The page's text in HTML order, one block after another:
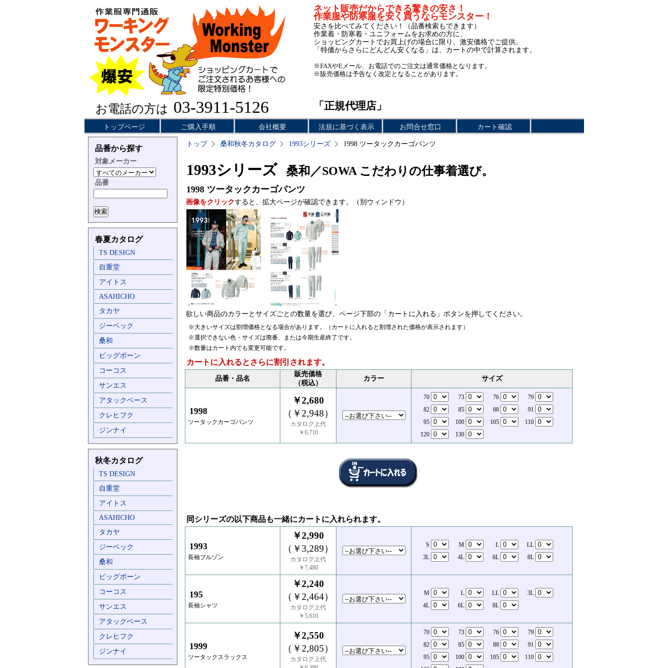
お電話の方は 03-3911-5126
ネット販売だからできる驚きの安さ！
作業服や防寒服を安く買うならモンスター！
安さを比べてみてください！（品番検索もできます）
作業着・防寒着・ユニフォームをお求めの方に、
ショッピングカートでお買上げの場合に限り、激安価格でご提供。
「特価からさらにどんどん安くなる」は、カートの中で計算されます。
※FAXやEメール、お電話でのご注文は通常価格となります。
※販売価格は予告なく改定となることがあります。
「正規代理店」
トップページ ご購入手順 会社概要 法規に基づく表示 お問合せ窓口 カート確認
品番から探す
対象メーカー
品番
春夏カタログ
TS DESIGN
自重堂
アイトス
ASAHICHO
タカヤ
ジーベック
桑和
ビッグボーン
コーコス
サンエス
アタックベース
クレヒフク
ジンナイ
秋冬カタログ
TS DESIGN
自重堂
アイトス
ASAHICHO
タカヤ
ジーベック
桑和
ビッグボーン
コーコス
サンエス
アタックベース
クレヒフク
ジンナイ
トップ 桑和秋冬カタログ 1993シリーズ 1998 ツータックカーゴパンツ
1993シリーズ 桑和／SOWA こだわりの仕事着選び。
1998 ツータックカーゴパンツ
画像をクリックすると、拡大ページが確認できます。（別ウィンドウ）
欲しい商品のカラーとサイズごとの数量を選び、ページ下部の「カートに入れる」ボタンを押してください。
※大きいサイズは割増価格となる場合があります。（カートに入れると割増された価格が表示されます）
※選択できない色・サイズは廃番、または今期生産終了です。
※数量はカート内でも変更可能です。
カートに入れるとさらに割引されます。
品番・品名
販売価格
（税込）
カラー サイズ
1998
ツータックカーゴパンツ
￥2,680
（￥2,948）
カタログ上代
￥6,710
70 73 76
79
82
85 88
91
95
100 105
110
120
130
同シリーズの以下商品も一緒にカートに入れられます。
1993
長袖ブルゾン
￥2,990
（￥3,289）
カタログ上代
￥7,480
S M L
LL
3L
4L 6L 8L
195
長袖シャツ
￥2,240
（￥2,464）
カタログ上代
￥5,610
M L LL
3L
4L
6L 8L
1999
ツータックスラックス
￥2,550
（￥2,805）
カタログ上代
70 73 76
79
82
85 88
91
95
100 105
110